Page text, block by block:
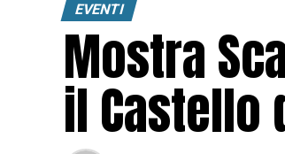
EVENTI
Mostra
il Castello